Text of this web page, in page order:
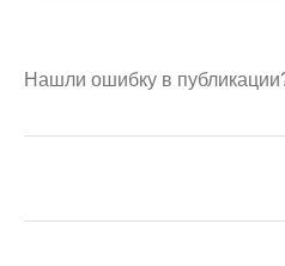
Нашли ошибку в